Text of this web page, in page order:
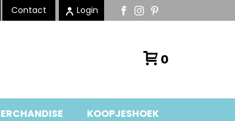
Contact Login
0
KOOPJESHOEK